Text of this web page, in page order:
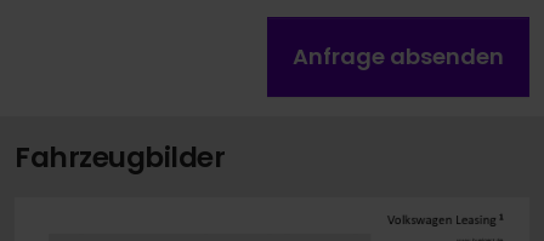
Anfrage absenden
Fahrzeugbilder